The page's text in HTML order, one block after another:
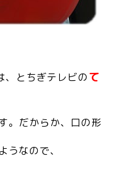
、とちぎテレビのて
。だからか、口の形
うなので、